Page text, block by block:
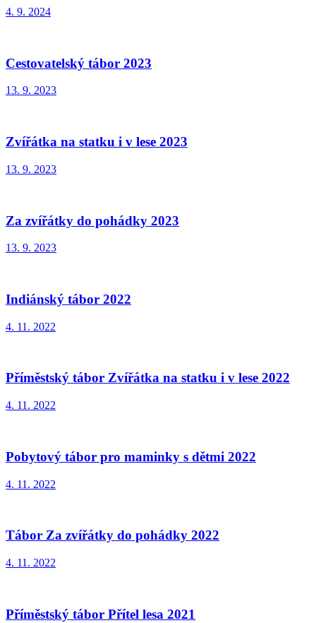
4. 9. 2024
Cestovatelský tábor 2023
13. 9. 2023
Zvířátka na statku i v lese 2023
13. 9. 2023
Za zvířátky do pohádky 2023
13. 9. 2023
Indiánský tábor 2022
4. 11. 2022
Příměstský tábor Zvířátka na statku i v lese 2022
4. 11. 2022
Pobytový tábor pro maminky s dětmi 2022
4. 11. 2022
Tábor Za zvířátky do pohádky 2022
4. 11. 2022
Příměstský tábor Přítel lesa 2021